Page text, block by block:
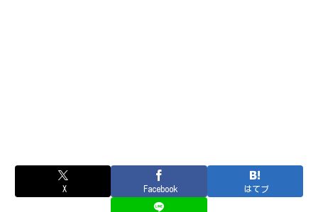
X Facebook はてブ